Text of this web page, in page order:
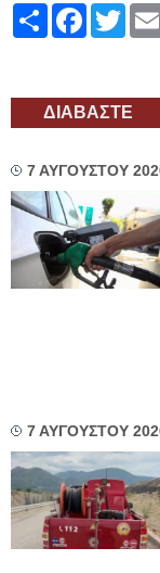
ShareFacebook
ΔΙΑΒΑΣΤΕ
7 ΑΥΓΟΥΣΤΟΥ
7 ΑΥΓΟΥΣΤΟΥ